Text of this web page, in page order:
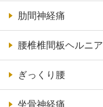
肋間神経痛
腰椎椎間板ヘルニア
ぎっくり腰
坐骨神経痛